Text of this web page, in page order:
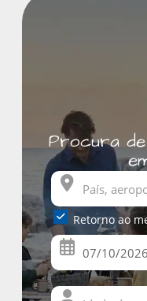
Procura
Retorno ao